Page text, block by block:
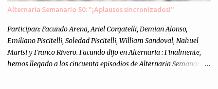
s
Alternaria Semanario 50: "¡Aplausos sincronizados!"
Participan: Facundo Arena, Ariel Corgatelli, Demian Alonso,
Emiliano Piscitelli, Soledad Piscitelli, William Sandoval, Nahuel
Marisi y Franco Rivero. Facundo dijo en Alternaria : Finalmente,
hemos llegado a los cincuenta episodios de Alternaria Semanario.